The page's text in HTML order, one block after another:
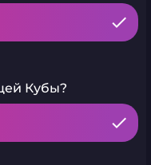
Кубы?